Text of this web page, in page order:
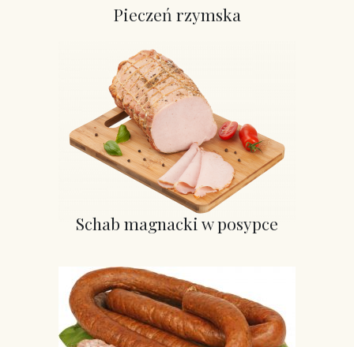
Pieczeń rzymska
Schab magnacki w posypce